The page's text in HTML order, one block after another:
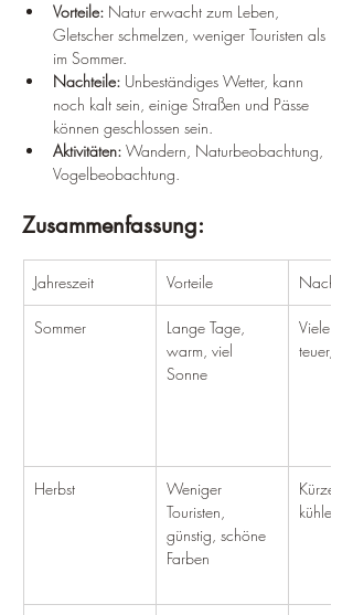
Vorteile: Natur erwacht zum Leben,
Gletscher schmelzen, weniger Touristen als
im Sommer.
Nachteile: Unbeständiges Wetter, kann
noch kalt sein, einige Straßen und Pässe
können geschlossen sein.
Aktivitäten: Wandern, Naturbeobachtung,
Vogelbeobachtung.
Zusammenfassung:
Jahreszeit Vorteile Nachteile
Sommer
Lange Tage,
warm, viel
Sonne
Viele
teuer,
Herbst
Weniger
Touristen,
günstig, schöne
Farben
Kürzere
kühler,